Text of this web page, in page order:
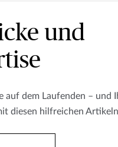
und
auf dem Laufenden – und
diesen hilfreichen